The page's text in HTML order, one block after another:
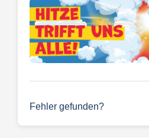
Fehler gefunden?